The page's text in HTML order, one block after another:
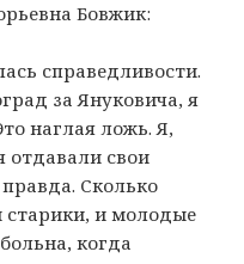
Бовжик:
справедливости.
за Януковича, я
наглая ложь. Я,
отдавали свои
Сколько
и молодые
когда